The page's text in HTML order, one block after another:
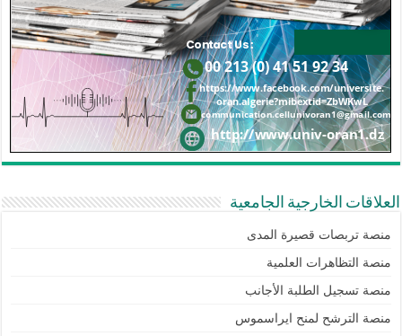
العلاقات الخارجية الجامعية
منصة تربصات قصيرة المدى
منصة التظاهرات العلمية
منصة تسجيل الطلبة الأجانب
منصة الترشح لمنح ايراسموس